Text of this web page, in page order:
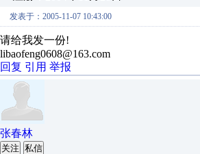
发表于：2005-11-07 10:43:00
请给我发一份!
libaofeng0608@163.com
回复 引用 举报
张春林
关注 私信